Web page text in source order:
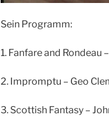
Sein Programm:
1. Fanfare and Rondeau
2. Impromptu – Geo
3. Scottish Fantasy –